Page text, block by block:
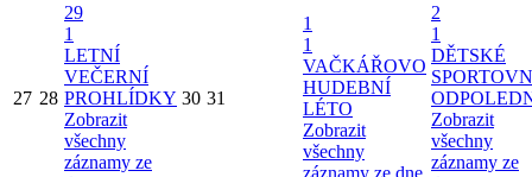
27 28
29
1
LETNÍ
VEČERNÍ
PROHLÍDKY
Zobrazit
všechny
záznamy ze
30 31
1
1
VAČKÁŘOVO
HUDEBNÍ
LÉTO
Zobrazit
všechny
záznamy ze dne
2
1
DĚTSKÉ
Zobrazit
všechny
záznamy ze